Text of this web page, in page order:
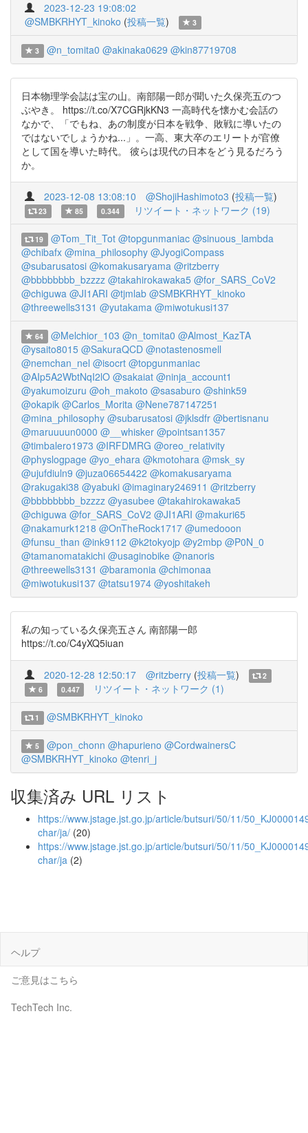
2023-12-23 19:08:02
@SMBKRHYT_kinoko (投稿一覧) 3
3 @n_tomita0 @akinaka0629 @kin87719708
日本物理学会誌は宝の山。南部陽一郎が聞いた久保亮五のつ
ぶやき。 https://t.co/X7CGRjkKN3 一高時代を懐かむ会話の
なかで、「でもね、あの制度が日本を戦争、敗戦に導いたの
ではないでしょうかね...」。一高、東大卒のエリートが官僚
として国を導いた時代。 彼らは現代の日本をどう見るだろう
か。
2023-12-08 13:08:10 @ShojiHashimoto3 (投稿一覧)
23 85 0.344 リツイート・ネットワーク (19)
19 @Tom_Tit_Tot @topgunmaniac @sinuous_lambda
@chibafx @mina_philosophy @JyogiCompass
@subarusatosi @komakusaryama @ritzberry
@bbbbbbbb_bzzzz @takahirokawaka5 @for_SARS_CoV2
@chiguwa @JI1ARI @tjmlab @SMBKRHYT_kinoko
@threewells3131 @yutakama @miwotukusi137
64 @Melchior_103 @n_tomita0 @Almost_KazTA
@ysaito8015 @SakuraQCD @notastenosmell
@nemchan_nel @isocrt @topgunmaniac
@AIp5A2WbtNqI2lO @sakaiat @ninja_account1
@yakumoizuru @oh_makoto @sasaburo @shink59
@okapik @Carlos_Morita @Nene787147251
@mina_philosophy @subarusatosi @jklsdfr @bertisnanu
@maruuuun0000 @__whisker @pointsan1357
@timbalero1973 @IRFDMRG @oreo_relativity
@physlogpage @yo_ehara @kmotohara @msk_sy
@ujufdiuln9 @juza06654422 @komakusaryama
@rakugaki38 @yabuki @imaginary246911 @ritzberry
@bbbbbbbb_bzzzz @yasubee @takahirokawaka5
@chiguwa @for_SARS_CoV2 @JI1ARI @makuri65
@nakamurk1218 @OnTheRock1717 @umedooon
@funsu_than @ink9112 @k2tokyojp @y2mbp @P0N_0
@tamanomatakichi @usaginobike @nanoris
@threewells3131 @baramonia @chimonaa
@miwotukusi137 @tatsu1974 @yoshitakeh
私の知っている久保亮五さん 南部陽一郎
https://t.co/C4yXQ5iuan
2020-12-28 12:50:17 @ritzberry (投稿一覧)
2
6
0.447 リツイート・ネットワーク (1)
1 @SMBKRHYT_kinoko
5 @pon_chonn @hapurieno @CordwainersC
@SMBKRHYT_kinoko @tenri_j
収集済み URL リスト
https://www.jstage.jst.go.jp/article/butsuri/50/11/
char/ja/ (20)
https://www.jstage.jst.go.jp/article/butsuri/50/11/
char/ja (2)
ヘルプ
ご意見はこちら
TechTech Inc.